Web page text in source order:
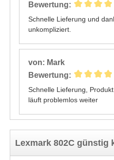
Bewertung:
Schnelle Lieferung und
unkompliziert.
von: Mark
Bewertung:
Schnelle Lieferung,
läuft problemlos weiter
Lexmark 802C günstig